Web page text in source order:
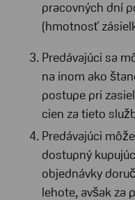
pracovných dní
(hmotnosť
Predávajúci sa
na inom ako
postupe pri
cien za tieto
Predávajúci
dostupný
objednávky
lehote, avšak za